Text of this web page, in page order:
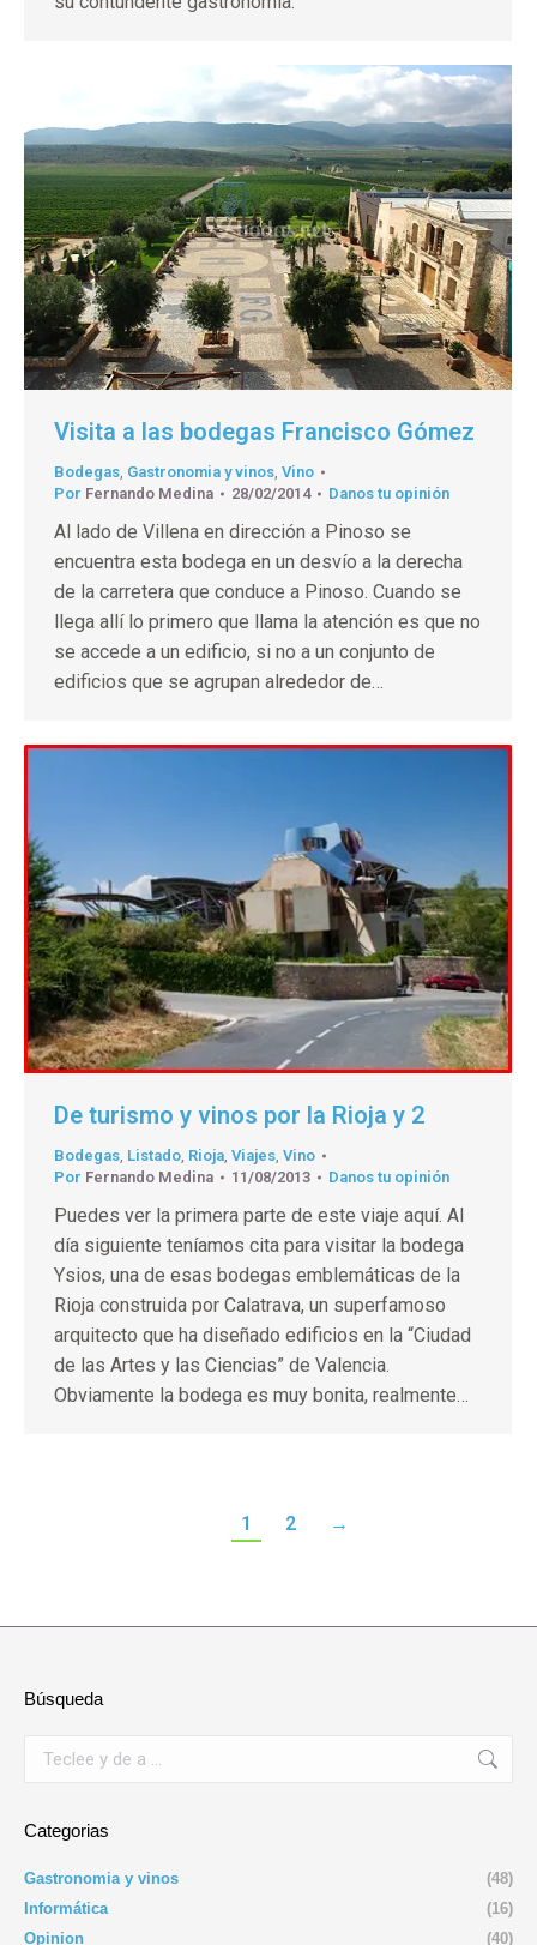
Visita a las bodegas Francisco Gómez
Bodegas, Gastronomia y vinos, Vino
Por Fernando Medina 28/02/2014 Danos tu opinión
Al lado de Villena en dirección a Pinoso se
encuentra esta bodega en un desvío a la derecha
de la carretera que conduce a Pinoso. Cuando se
llega allí lo primero que llama la atención es que no
se accede a un edificio, si no a un conjunto de
edificios que se agrupan alrededor de…
De turismo y vinos por la Rioja y 2
Bodegas, Listado, Rioja, Viajes, Vino
Por Fernando Medina 11/08/2013 Danos tu opinión
Puedes ver la primera parte de este viaje aquí. Al
día siguiente teníamos cita para visitar la bodega
Ysios, una de esas bodegas emblemáticas de la
Rioja construida por Calatrava, un superfamoso
arquitecto que ha diseñado edificios en la “Ciudad
de las Artes y las Ciencias” de Valencia.
Obviamente la bodega es muy bonita, realmente…
1 2 →
Búsqueda
Categorias
Gastronomia y vinos
(48)
Informática
(16)
Opinion
(40)